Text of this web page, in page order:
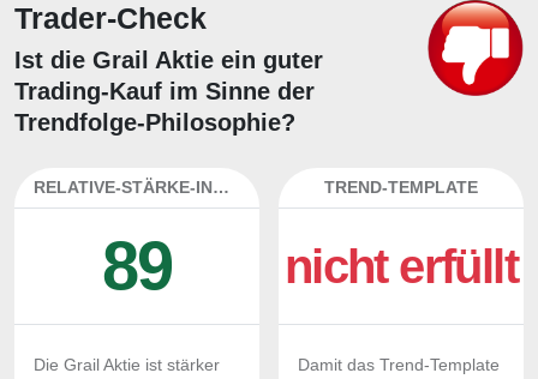
Trader-Check
Ist die Grail Aktie ein guter
Trading-Kauf im Sinne der
Trendfolge-Philosophie?
RELATIVE-STÄRKE-INDEX
89
Die Grail Aktie ist stärker
TREND-TEMPLATE
nicht erfüllt
Damit das Trend-Template